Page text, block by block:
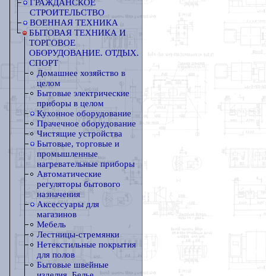
ГРАЖДАНСКОЕ
СТРОИТЕЛЬСТВО
ВОЕННАЯ ТЕХНИКА
БЫТОВАЯ ТЕХНИКА И
ТОРГОВОЕ
ОБОРУДОВАНИЕ. ОТДЫХ.
СПОРТ
Домашнее хозяйство в
целом
Бытовые электрические
приборы в целом
Кухонное оборудование
Прачечное оборудование
Чистящие устройства
Бытовые, торговые и
промышленные
нагревательные приборы
Автоматические
регуляторы бытового
назначения
Аксессуары для
магазинов
Мебель
Лестницы-стремянки
Нетекстильные покрытия
для полов
Бытовые швейные